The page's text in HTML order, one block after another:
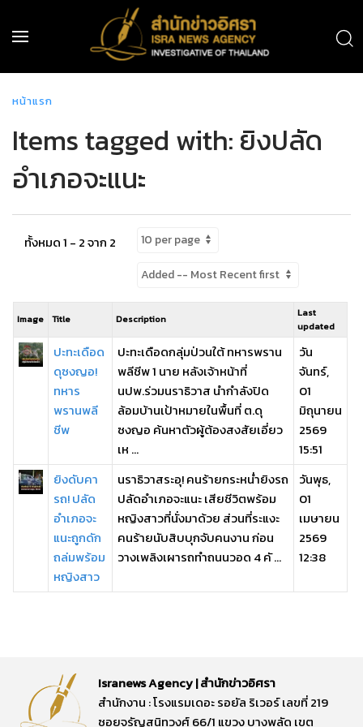
หน้าแรก
Items tagged with: ยิงปลัด
อำเภอจะแนะ
ทั้งหมด 1 - 2 จาก 2
Image Title Description
Last
updated
ปะทะเดือด
ดุซงญอ!
ทหาร
พรานพลี
ชีพ
ปะทะเดือดกลุ่มป่วนใต้ ทหารพราน
พลีชีพ 1 นาย หลังเจ้าหน้าที่
นปพ.ร่วมนราธิวาส นำกำลังปิด
ล้อมบ้านเป้าหมายในพื้นที่ ต.ดุ
ซงญอ ค้นหาตัวผู้ต้องสงสัยเอี่ยว
เห ...
วัน
จันทร์,
01
มิถุนายน
2569
15:51
ยิงดับคา
รถ! ปลัด
อำเภอจะ
แนะถูกดัก
ถล่มพร้อม
หญิงสาว
นราธิวาสระอุ! คนร้ายกระหน่ำยิงรถ
ปลัดอำเภอจะแนะ เสียชีวิตพร้อม
หญิงสาวที่นั่งมาด้วย ส่วนที่ระแงะ
คนร้ายนับสิบบุกจับคนงาน ก่อน
วางเพลิงเผารถทำถนนวอด 4 คั ...
วันพุธ,
01
เมษายน
2569
12:38
Isranews Agency | สำนักข่าวอิศรา
สำนักงาน : โรงแรมเดอะ รอยัล ริเวอร์ เลขที่ 219
ซอยจรัญสนิทวงศ์ 66/1 แขวง บางพลัด เขต